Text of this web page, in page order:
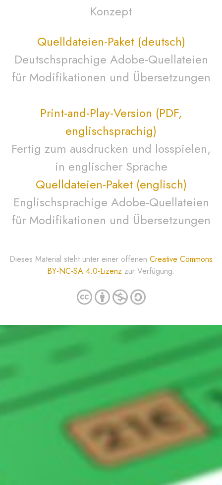
Konzept
Quelldateien-Paket (deutsch)
Deutschsprachige Adobe-Quellateien
für Modifikationen und Übersetzungen
Print-and-Play-Version (PDF,
englischsprachig)
Fertig zum ausdrucken und losspielen,
in englischer Sprache
Quelldateien-Paket (englisch)
Englischsprachige Adobe-Quellateien
für Modifikationen und Übersetzungen
Dieses Material steht unter einer offenen Creative Commons
BY-NC-SA 4.0-Lizenz zur Verfügung.